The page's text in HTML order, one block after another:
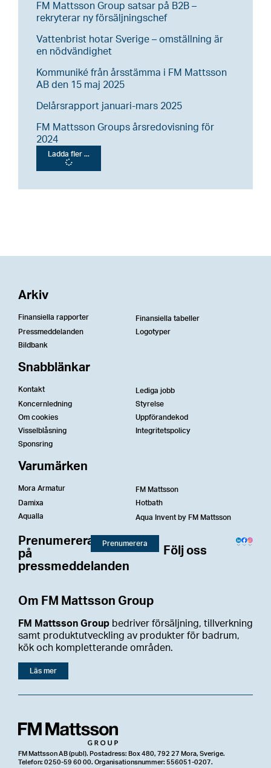
FM Mattsson Group satsar på B2B –
rekryterar ny försäljningschef
Vattenbrist hotar Sverige – omställning är
en nödvändighet
Kommuniké från årsstämma i FM Mattsson
AB den 15 maj 2025
Delårsrapport januari-mars 2025
FM Mattsson Groups årsredovisning för
2024
Ladda fler ...
Om FM Mattsson Group
FM Mattsson Group bedriver försäljning, tillverkning
samt produktutveckling av produkter för badrum,
kök och kompletterande områden.
Läs mer
Arkiv
Finansiella rapporter
Finansiella tabeller
Pressmeddelanden
Logotyper
Bildbank
Snabblänkar
Kontakt
Lediga jobb
Koncernledning
Styrelse
Om cookies
Uppförandekod
Visselblåsning
Integritetspolicy
Sponsring
Varumärken
Mora Armatur
FM Mattsson
Damixa
Hotbath
Aqualla
Aqua Invent by FM Mattsson
Prenumerera
på
pressmeddelanden
Prenumerera
Följ oss
FM Mattsson AB (publ). Postadress: Box 480, 792 27 Mora, Sverige.
Telefon: 0250-59 60 00. Organisationsnummer: 556051-0207.